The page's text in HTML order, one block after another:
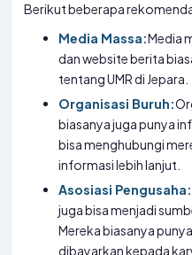
Berikut beberapa
Media Massa:Media
dan website berita
tentang UMR di Jepara.
Organisasi Buruh:
biasanya juga punya
bisa menghubungi
informasi lebih lanjut.
Asosiasi Pengusaha:
juga bisa menjadi
Mereka biasanya
dibayarkan kepada